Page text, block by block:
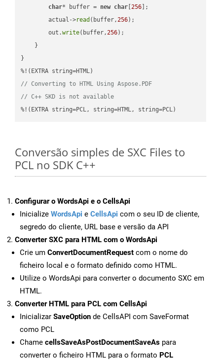
char* buffer = new char [256 ];
        actual->
read (buffer,256);
        out.
write(buffer,256);
    }
}
// Converting to HTML Using Aspose.PDF
// C++ SKD is not available
%!(EXTRA string=PCL, string=HTML, string=PCL)
Conversão simples de SXC Files to
PCL no SDK C++
Configurar o WordsApi e o CellsApi
Inicialize WordsApi e CellsApi com o seu ID de cliente,
segredo do cliente, URL base e versão da API
Converter SXC para HTML com o WordsApi
Crie um ConvertDocumentRequest com o nome do
ficheiro local e o formato definido como HTML.
Utilize o WordsApi para converter o documento SXC em
HTML.
Converter HTML para PCL com CellsApi
Inicializar SaveOption de CellsAPI com SaveFormat
como PCL
Chame cellsSaveAsPostDocumentSaveAs para
converter o ficheiro HTML para o formato PCL